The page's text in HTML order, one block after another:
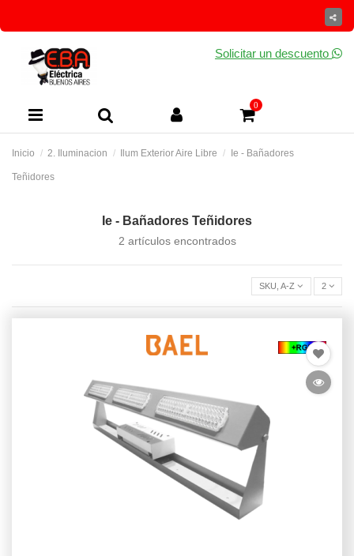
Solicitar un descuento
0
Inicio 2. Iluminacion Ilum Exterior Aire Libre Ie - Bañadores
Teñidores
Ie - Bañadores Teñidores
2 artículos encontrados
SKU,